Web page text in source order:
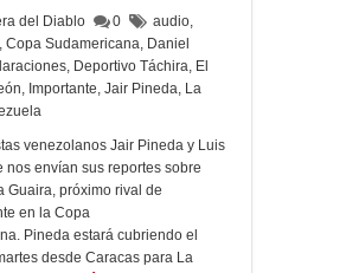
del Diablo 0 audio,
, Copa Sudamericana, Daniel
, Deportivo Táchira, El
, Importante, Jair Pineda, La
venezolanos Jair Pineda y Luis
nos envían sus reportes sobre
Guaira, próximo rival de
en la Copa
Pineda estará cubriendo el
desde Caracas para La